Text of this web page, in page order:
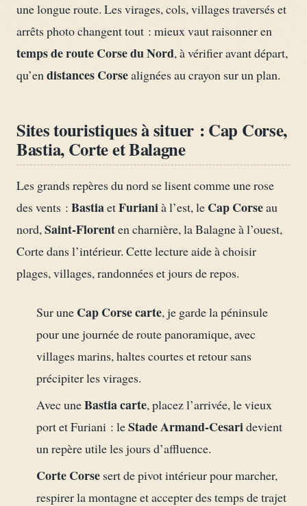
une longue route. Les virages, cols, villages traversés et
arrêts photo changent tout : mieux vaut raisonner en
temps de route Corse du Nord, à vérifier avant départ,
qu’endistances Corsealignées au crayon sur un plan.
Sites touristiques à situer : Cap Corse,
Bastia, Corte et Balagne
Les grands repères du nord se lisent comme une rose
des vents : BastiaetFurianià l’est, le Cap Corseau
nord,Saint-Florenten charnière, la Balagne à l’ouest,
Corte dans l’intérieur. Cette lecture aide à choisir
plages, villages, randonnées et jours de repos.
Sur une Cap Corse carte, je garde la péninsule
pour une journée de route panoramique, avec
villages marins, haltes courtes et retour sans
précipiter les virages.
Avec uneBastia carte, placez l’arrivée, le vieux
port et Furiani : leStade Armand-Cesaridevient
un repère utile les jours d’affluence.
Corte Corsesert de pivot intérieur pour marcher,
respirer la montagne et accepter des temps de trajet